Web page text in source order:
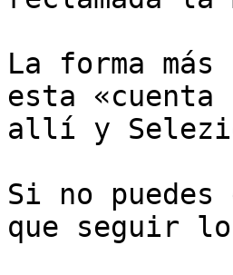
La forma
esta «cuenta
allí y
Si no
que seguir